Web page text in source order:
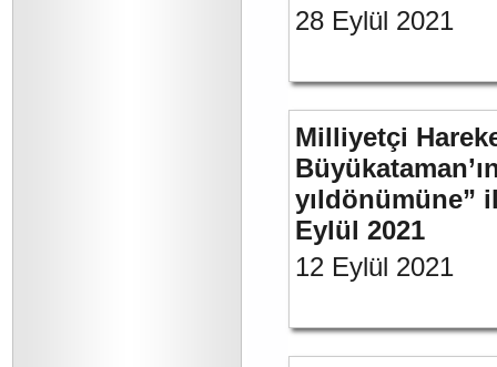
28 Eylül 2021
Milliyetçi
yıldönümüne”
Eylül 2021
12 Eylül 2021